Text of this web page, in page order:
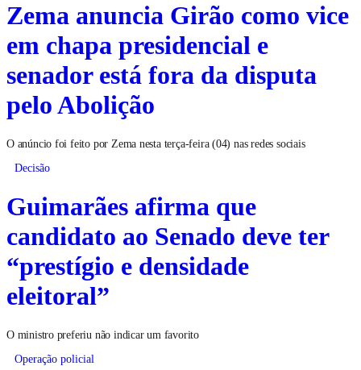
Zema anuncia Girão como vice
em chapa presidencial e
senador está fora da disputa
pelo Abolição
O anúncio foi feito por Zema nesta terça-feira (04) nas redes sociais
Decisão
Guimarães afirma que
candidato ao Senado deve ter
“prestígio e densidade
eleitoral”
O ministro preferiu não indicar um favorito
Operação policial